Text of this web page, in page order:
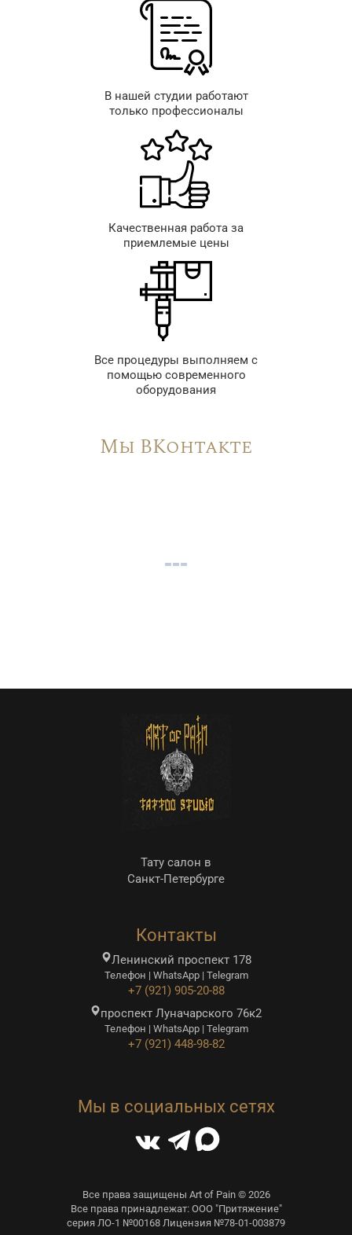
В нашей студии работают
только профессионалы
Качественная работа за
приемлемые цены
Все процедуры выполняем с
помощью современного
оборудования
Мы ВКонтакте
Тату салон в
Санкт-Петербурге
Контакты
Ленинский проспект 178
Телефон | WhatsApp | Telegram
+7 (921) 905-20-88
проспект Луначарского 76к2
Телефон | WhatsApp | Telegram
+7 (921) 448-98-82
Мы в социальных сетях
Все права защищены Art of Pain © 2026
Все права принадлежат: ООО "Притяжение"
серия ЛО-1 №00168 Лицензия №78-01-003879